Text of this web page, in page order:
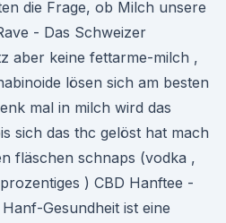
die Frage, ob Milch unsere
- Das Schweizer
aber keine fettarme-milch ,
lösen sich am besten
mal in milch wird das
sich das thc gelöst hat mach
fläschen schnaps (vodka ,
) CBD Hanftee -
Gesundheit ist eine